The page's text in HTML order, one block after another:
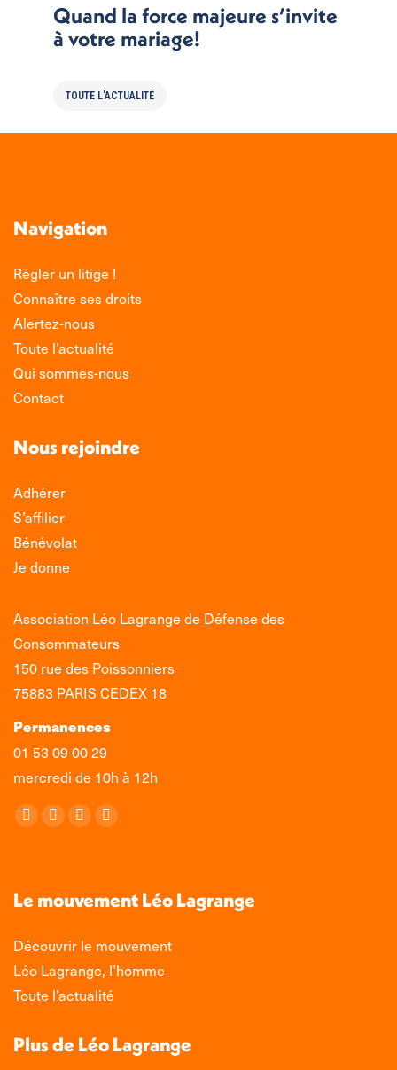
Quand la force majeure s’invite
à votre mariage!
TOUTE L'ACTUALITÉ
Navigation
Régler un litige !
Connaître ses droits
Alertez-nous
Toute l’actualité
Qui sommes-nous
Contact
Nous rejoindre
Adhérer
S’affilier
Bénévolat
Je donne
Association Léo Lagrange de Défense des
Consommateurs
150 rue des Poissonniers
75883 PARIS CEDEX 18
Permanences
01 53 09 00 29
mercredi de 10h à 12h
Retrouvez-nous sur :
La
s'ouvre
une
nouvelle
fenêtre
La
s'ouvre
une
fenêtre
La
s'ouvre
une
nouvelle
fenêtre
La
s'ouvre
une
nouvelle
fenêtre
Le mouvement Léo Lagrange
Découvrir le mouvement
Léo Lagrange, l’homme
Toute l’actualité
Plus de Léo Lagrange